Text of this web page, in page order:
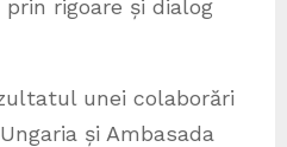
prin rigoare și dialog
unei colaborări
și Ambasada